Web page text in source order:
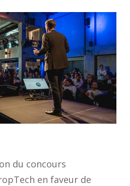
du concours
en faveur de